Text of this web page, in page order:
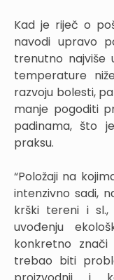
Kad je riječ o
navodi upravo
trenutno najviše
temperature
razvoju bolesti,
manje pogoditi
padinama, što
praksu.
“Položaji na
intenzivno sadi,
krški tereni i
uvođenju
konkretno
trebao biti